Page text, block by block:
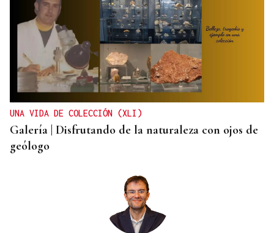
SEIS AÑOS
Ivanna, una historia de superación a sus seis años
que demuestra que no hay límites para soñar
UNA VIDA DE COLECCIÓN (XLI)
Galería | Disfrutando de la naturaleza con ojos de
geólogo